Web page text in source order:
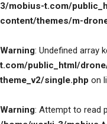
3/mobius-t.com/
content/themes/m-
Warning: Undefined array
t.com/public_html/
theme_v2/single.php on
Warning: Attempt to read